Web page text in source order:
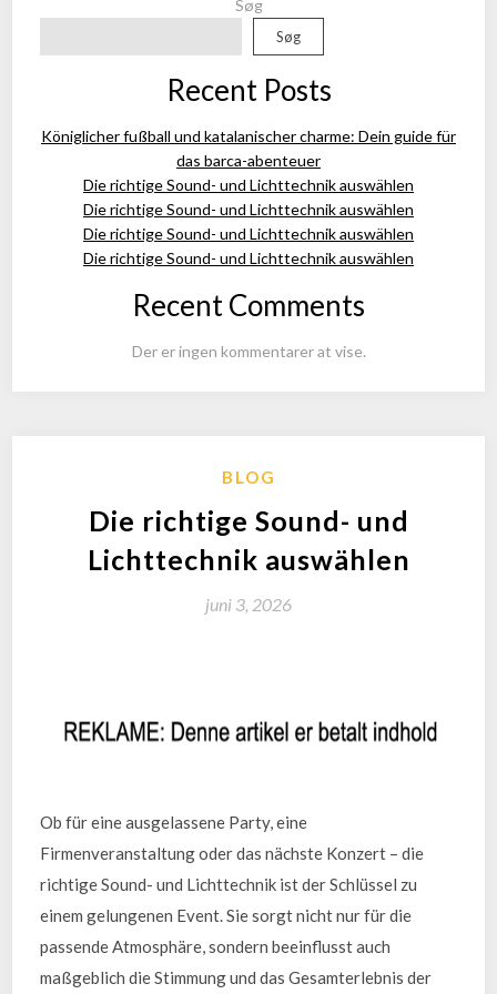
Søg
Søg
Recent Posts
Königlicher fußball und katalanischer charme: Dein guide für
das barca-abenteuer
Die richtige Sound- und Lichttechnik auswählen
Die richtige Sound- und Lichttechnik auswählen
Die richtige Sound- und Lichttechnik auswählen
Die richtige Sound- und Lichttechnik auswählen
Recent Comments
Der er ingen kommentarer at vise.
BLOG
Die richtige Sound- und
Lichttechnik auswählen
juni 3, 2026
Ob für eine ausgelassene Party, eine
Firmenveranstaltung oder das nächste Konzert – die
richtige Sound- und Lichttechnik ist der Schlüssel zu
einem gelungenen Event. Sie sorgt nicht nur für die
passende Atmosphäre, sondern beeinflusst auch
maßgeblich die Stimmung und das Gesamterlebnis der